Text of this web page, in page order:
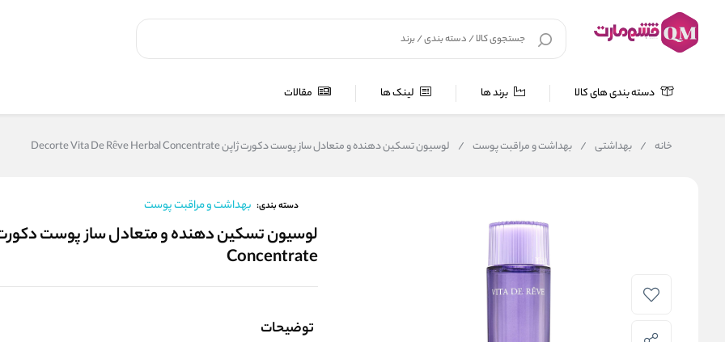
دسته بندی های کالا برند ها لینک ها مقالات
خانه / بهداشتی / بهداشت و مراقبت پوست / لوسیون تسکین دهنده و متعادل ساز پوست دکورت ژاپن Decorte Vita De Rêve Herbal Concentrate
دسته بندی: بهداشت و مراقبت پوست
Concentrate
توضیحات